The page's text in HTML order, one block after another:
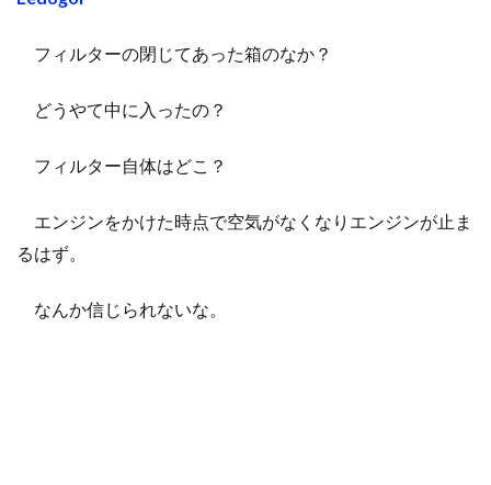
フィルターの閉じてあった箱のなか？
どうやて中に入ったの？
フィルター自体はどこ？
エンジンをかけた時点で空気がなくなりエンジンが止ま
るはず。
なんか信じられないな。